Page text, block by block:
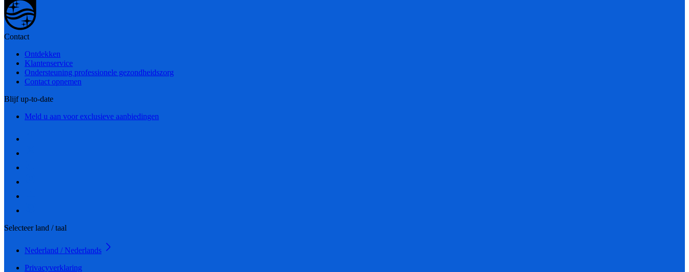
Contact
Ontdekken
Klantenservice
Ondersteuning professionele gezondheidszorg
Contact opnemen
Blijf up-to-date
Meld u aan voor exclusieve aanbiedingen
Selecteer land / taal
Nederland / Nederlands
Privacyverklaring